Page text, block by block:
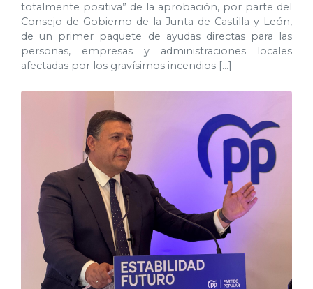
totalmente positiva” de la aprobación, por parte del
Consejo de Gobierno de la Junta de Castilla y León,
de un primer paquete de ayudas directas para las
personas, empresas y administraciones locales
afectadas por los gravísimos incendios […]